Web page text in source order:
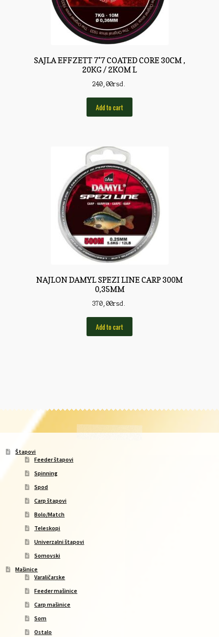
Univerzalni štapoviSAJLA EFFZETT 7*7 COATED CORE 30CM ,
20KG / 2KOM L
240,00rsd.
Add to cart
NAJLON DAMYL SPEZI LINE CARP 300M
0,35MM
370,00rsd.
Add to cart
Štapovi
Feeder štapovi
Spinning
Spod
Carp štapovi
Bolo/Match
Teleskopi
Univerzalni štapovi
Somovski
Mašinice
Varaličarske
Feeder mašinice
Carp mašinice
Som
Ostalo